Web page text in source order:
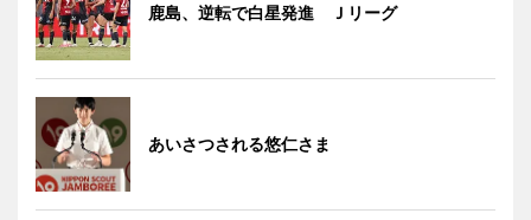
鹿島、逆転で白星発進 Ｊリーグ
あいさつされる悠仁さま